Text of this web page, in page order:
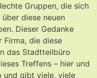
Gruppen, die sich
diese neuen
Dieser Gedanke
Firma, die diese
das Stadtteilbüro
Treffens – hier und
und gibt viele, viele